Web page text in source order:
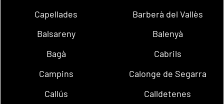
Capellades
Barberà del Vallès
Balsareny
Balenyà
Bagà
Cabrils
Campins
Calonge de Segarra
Callús
Calldetenes